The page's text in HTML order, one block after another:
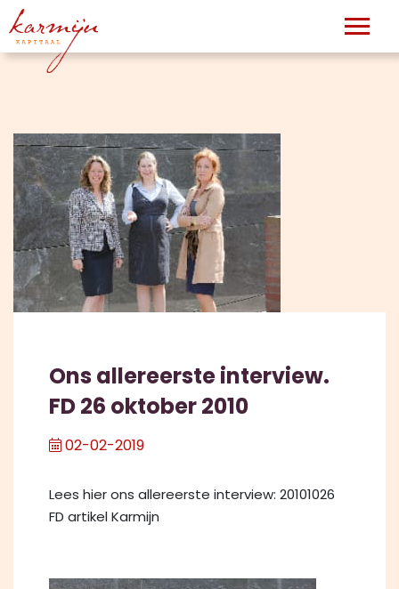
Ons allereerste interview.
FD 26 oktober 2010
02-02-2019
Lees hier ons allereerste interview: 20101026
FD artikel Karmijn